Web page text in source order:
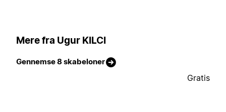
Mere fra Ugur KILCI
Gennemse 8 skabeloner
Gratis